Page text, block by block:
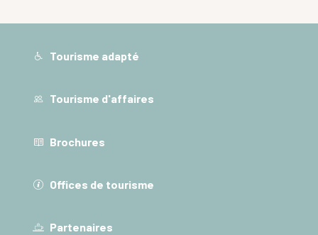
Tourisme adapté
Tourisme d'affaires
Brochures
Offices de tourisme
Partenaires